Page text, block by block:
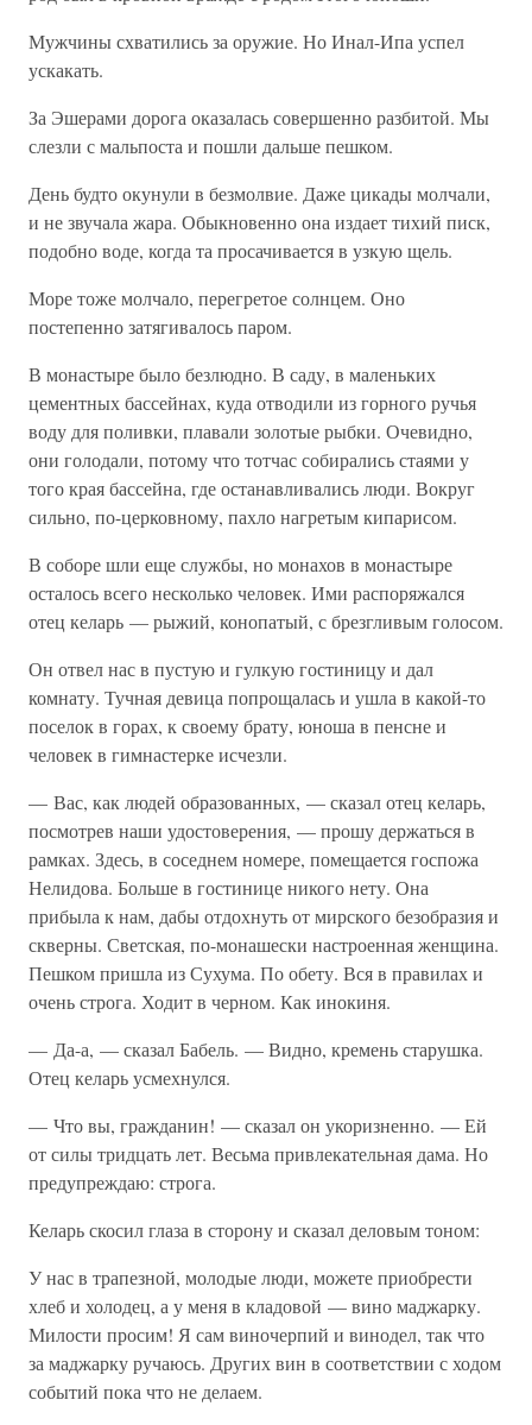
Мужчины схватились за оружие. Но Инал-Ипа успел
ускакать.
За Эшерами дорога оказалась совершенно разбитой. Мы
слезли с мальпоста и пошли дальше пешком.
День будто окунули в безмолвие. Даже цикады молчали,
и не звучала жара. Обыкновенно она издает тихий писк,
подобно воде, когда та просачивается в узкую щель.
Море тоже молчало, перегретое солнцем. Оно
постепенно затягивалось паром.
В монастыре было безлюдно. В саду, в маленьких
цементных бассейнах, куда отводили из горного ручья
воду для поливки, плавали золотые рыбки. Очевидно,
они голодали, потому что тотчас собирались стаями у
того края бассейна, где останавливались люди. Вокруг
сильно, по-церковному, пахло нагретым кипарисом.
В соборе шли еще службы, но монахов в монастыре
осталось всего несколько человек. Ими распоряжался
отец келарь — рыжий, конопатый, с брезгливым голосом.
Он отвел нас в пустую и гулкую гостиницу и дал
комнату. Тучная девица попрощалась и ушла в какой-то
поселок в горах, к своему брату, юноша в пенсне и
человек в гимнастерке исчезли.
— Вас, как людей образованных, — сказал отец келарь,
посмотрев наши удостоверения, — прошу держаться в
рамках. Здесь, в соседнем номере, помещается госпожа
Нелидова. Больше в гостинице никого нету. Она
прибыла к нам, дабы отдохнуть от мирского безобразия и
скверны. Светская, по-монашески настроенная женщина.
Пешком пришла из Сухума. По обету. Вся в правилах и
очень строга. Ходит в черном. Как инокиня.
— Да-а, — сказал Бабель. — Видно, кремень старушка.
Отец келарь усмехнулся.
— Что вы, гражданин! — сказал он укоризненно. — Ей
от силы тридцать лет. Весьма привлекательная дама. Но
предупреждаю: строга.
Келарь скосил глаза в сторону и сказал деловым тоном:
У нас в трапезной, молодые люди, можете приобрести
хлеб и холодец, а у меня в кладовой — вино маджарку.
Милости просим! Я сам виночерпий и винодел, так что
за маджарку ручаюсь. Других вин в соответствии с ходом
событий пока что не делаем.